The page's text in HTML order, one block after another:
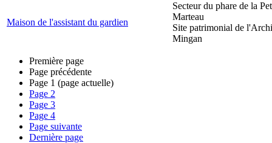
Maison de l'assistant du gardien
Secteur du phare de la
Marteau
Site patrimonial de
Mingan
Première page
Page précédente
Page 1 (page actuelle)
Page 2
Page 3
Page 4
Page suivante
Dernière page